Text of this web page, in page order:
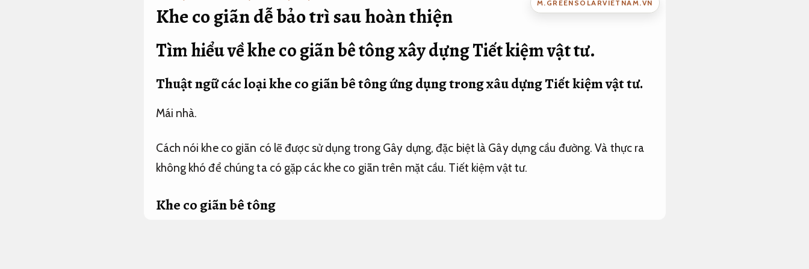
M.GREENSOLARVIETNAM.VN
Khe co giãn dễ bảo trì sau hoàn thiện
Tìm hiểu về khe co giãn bê tông xây dựngTiết kiệm vật tư.
Thuật ngữ các loại khe co giãn bê tông ứng dụng trong xâu dựngTiết kiệm vật tư.
Mái nhà.
Cách nói khe co giãn có lẽ được sử dụng trong Gây dựng, đặc biệt là Gây dựng cầu đường. Và thực ra
không khó để chúng ta có gặp các khe co giãn trên mặt cầu. Tiết kiệm vật tư.
Khe co giãn bê tông